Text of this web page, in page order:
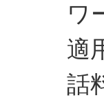
ワ
適
話